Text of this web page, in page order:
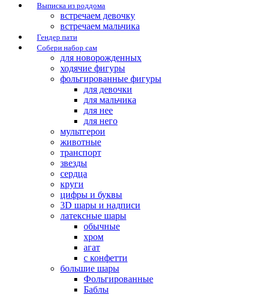
Выписка из роддома
встречаем девочку
встречаем мальчика
Гендер пати
Собери набор сам
для новорожденных
ходячие фигуры
фольгированные фигуры
для девочки
для мальчика
для нее
для него
мультгерои
животные
транспорт
звезды
сердца
круги
цифры и буквы
3D шары и надписи
латексные шары
обычные
хром
агат
с конфетти
большие шары
Фольгированные
Баблы